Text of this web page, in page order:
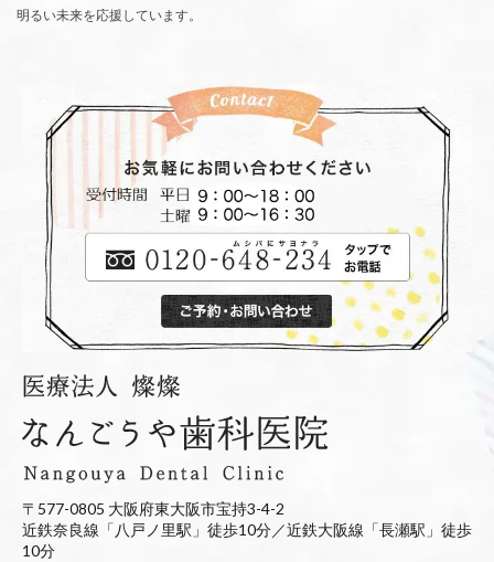
明るい未来を応援しています。
〒577-0805 大阪府東大阪市宝持3-4-2
近鉄奈良線「八戸ノ里駅」徒歩10分／近鉄大阪線「長瀬駅」徒歩
10分